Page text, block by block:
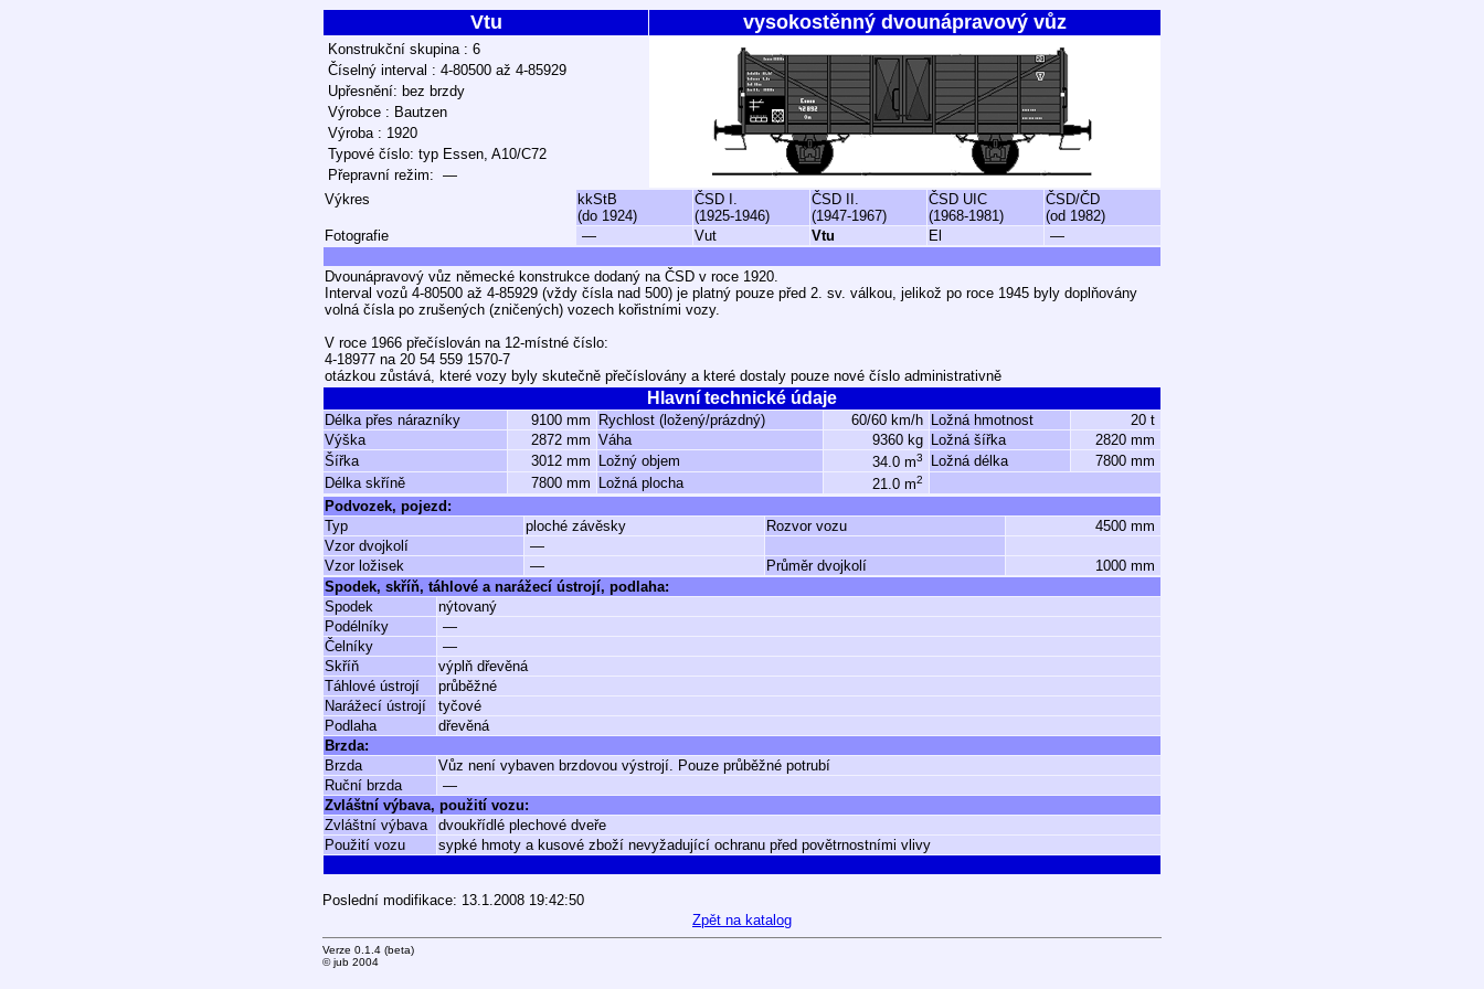
Vtu vysokostěnný dvounápravový vůz
Konstrukční skupina : 6
Číselný interval : 4-80500 až 4-85929
Upřesnění: bez brzdy
Výrobce : Bautzen
Výroba : 1920
Typové číslo: typ Essen, A10/C72
Přepravní režim: —
Výkres
kkStB
(do 1924)
ČSD I.
(1925-1946)
ČSD II.
(1947-1967)
ČSD UIC
(1968-1981)
ČSD/ČD
(od 1982)
Fotografie
— Vut Vtu El —
Dvounápravový vůz německé konstrukce dodaný na ČSD v roce 1920.
Interval vozů 4-80500 až 4-85929 (vždy čísla nad 500) je platný pouze před 2. sv. válkou, jelikož po roce 1945 byly doplňovány
volná čísla po zrušených (zničených) vozech kořistními vozy.
V roce 1966 přečíslován na 12-místné číslo:
4-18977 na 20 54 559 1570-7
otázkou zůstává, které vozy byly skutečně přečíslovány a které dostaly pouze nové číslo administrativně
Hlavní technické údaje
Délka přes nárazníky 9100 mm Rychlost (ložený/prázdný) 60/60 km/h Ložná hmotnost
20 t
Výška
2872 mm Váha 9360 kg Ložná šířka
2820 mm
Šířka
3012 mm Ložný objem 34.0 m3 Ložná délka
7800 mm
Délka skříně
7800 mm Ložná plocha 21.0 m2
Podvozek, pojezd:
Typ
ploché závěsky Rozvor vozu
4500 mm
Vzor dvojkolí
—
Vzor ložisek
— Průměr dvojkolí
1000 mm
Spodek, skříň, táhlové a narážecí ústrojí, podlaha:
Spodek
nýtovaný
Podélníky
—
Čelníky
—
Skříň
výplň dřevěná
Táhlové ústrojí
průběžné
Narážecí ústrojí
tyčové
Podlaha
dřevěná
Brzda:
Brzda
Vůz není vybaven brzdovou výstrojí. Pouze průběžné potrubí
Ruční brzda
—
Zvláštní výbava, použití vozu:
Zvláštní výbava
dvoukřídlé plechové dveře
Použití vozu
sypké hmoty a kusové zboží nevyžadující ochranu před povětrnostními vlivy
Poslední modifikace: 13.1.2008 19:42:50
Zpět na katalog
Verze 0.1.4 (beta)
© jub 2004